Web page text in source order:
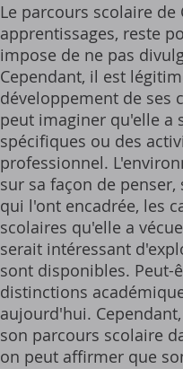
Le parcours scolaire
apprentissages, reste
impose de ne pas
Cependant, il est
développement de ses
peut imaginer qu'elle a
spécifiques ou des
professionnel.
sur sa façon de
qui l'ont encadrée, les
scolaires qu'elle a
serait intéressant
sont disponibles. Peut-
distinctions
aujourd'hui.
son parcours scolaire
on peut affirmer que